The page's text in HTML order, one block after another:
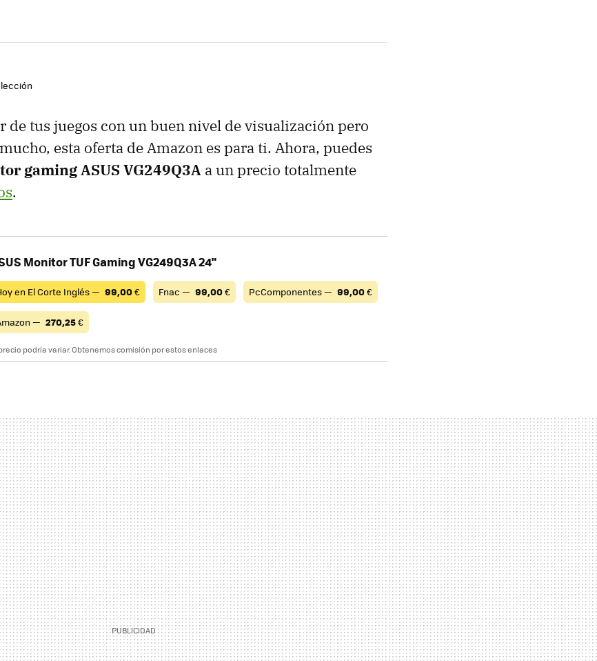
de tus juegos con un buen nivel de visualización pero
esta oferta de Amazon es para ti. Ahora, puedes
gaming ASUS VG249Q3A a un precio totalmente
.
Monitor TUF Gaming VG249Q3A 24"
en El Corte Inglés — 99,00€ Fnac — 99,00€ PcComponentes — 99,00€
— 270,25€
podría variar. Obtenemos comisión por estos enlaces